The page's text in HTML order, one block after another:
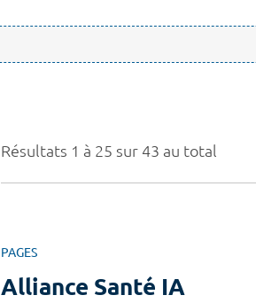
Résultats 1 à 25 sur 43 au total
PAGES
Alliance Santé IA